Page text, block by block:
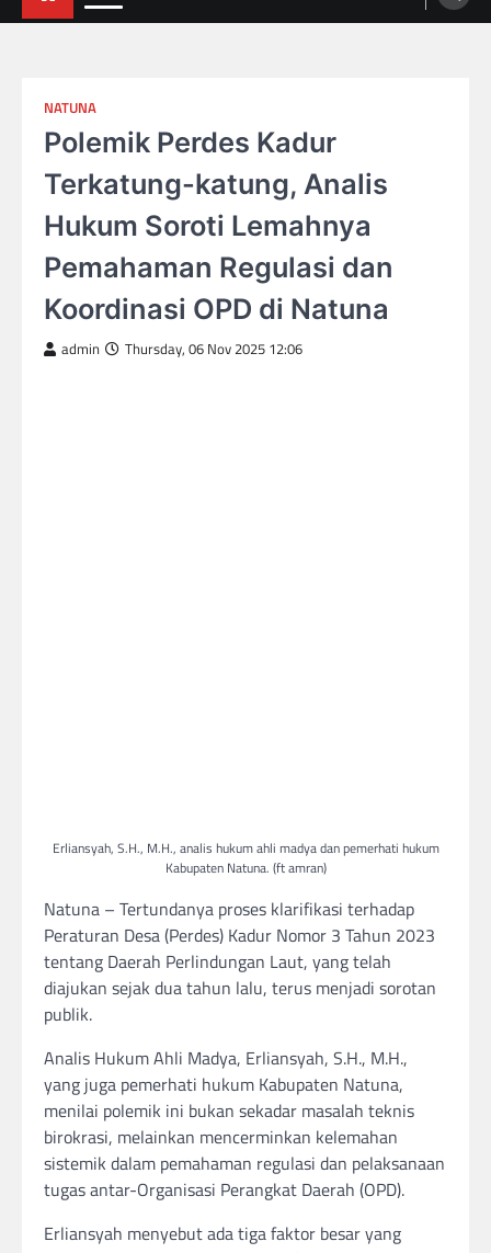
NATUNA
Polemik Perdes Kadur
Terkatung-katung, Analis
Hukum Soroti Lemahnya
Pemahaman Regulasi dan
Koordinasi OPD di Natuna
admin Thursday, 06 Nov 2025 12:06
Erliansyah, S.H., M.H., analis hukum ahli madya dan pemerhati hukum
Kabupaten Natuna. (ft amran)
Natuna – Tertundanya proses klarifikasi terhadap
Peraturan Desa (Perdes) Kadur Nomor 3 Tahun 2023
tentang Daerah Perlindungan Laut, yang telah
diajukan sejak dua tahun lalu, terus menjadi sorotan
publik.
Analis Hukum Ahli Madya, Erliansyah, S.H., M.H.,
yang juga pemerhati hukum Kabupaten Natuna,
menilai polemik ini bukan sekadar masalah teknis
birokrasi, melainkan mencerminkan kelemahan
sistemik dalam pemahaman regulasi dan pelaksanaan
tugas antar-Organisasi Perangkat Daerah (OPD).
Erliansyah menyebut ada tiga faktor besar yang